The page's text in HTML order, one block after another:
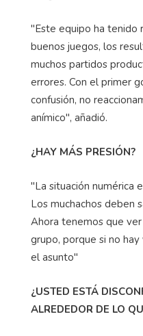
"Este equipo ha tenido
buenos juegos, los
muchos partidos
errores. Con el primer
confusión, no
anímico", añadió.
¿HAY MÁS PRESIÓN?
"La situación numérica
Los muchachos deben
Ahora tenemos que
grupo, porque si no
el asunto"
¿USTED ESTÁ
ALREDEDOR DE LO